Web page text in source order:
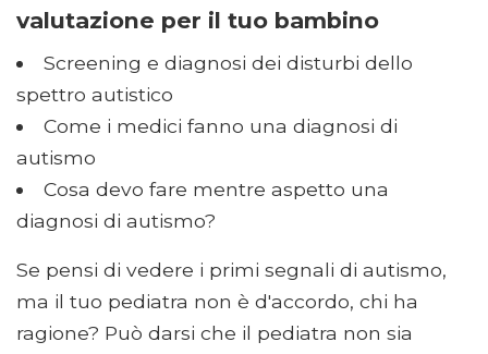
valutazione per il tuo bambino
Screening e diagnosi dei disturbi dello
spettro autistico
Come i medici fanno una diagnosi di
autismo
Cosa devo fare mentre aspetto una
diagnosi di autismo?
Se pensi di vedere i primi segnali di autismo,
ma il tuo pediatra non è d'accordo, chi ha
ragione? Può darsi che il pediatra non sia